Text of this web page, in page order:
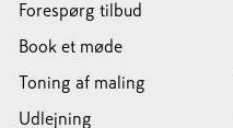
Forespørg tilbud
Book et møde
Toning af maling
Udlejning